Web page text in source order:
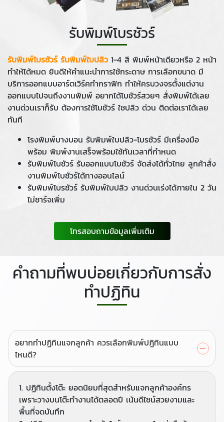
รับพิมพ์โบรชัวร์
รับพิมพ์โบรชัวร์ รับพิมพ์ใบปลิว 1-4 สี พิมพ์หน้าเดียวหรือ 2 หน้า
ทำให้ได้หมด ยินดีให้คำแนะนำการใช้กระดาษ การเลือกขนาด มี
บริการออกแบบอาร์ตเวิร์คทำกราฟิก ทำให้ครบวงจรตั้งแต่งาน
ออกแบบไปจนถึงงานพิมพ์ อยากได้โบชัวร์สวยๆ สั่งพิมพ์ได้เลย
งานด่วนเราก็รับ ต้องการใช้โบชัวร์ ใชปลิว ด่วน ติดต่อเราได้เลย
ทันที
โรงพิมพ์บางบอน รับพิมพ์ใบปลิว-โบรชัวร์ มีเครื่องมือ
พร้อม พิมพ์งานเสร็จพร้อมใช้ทันเวลาที่กำหนด
รับพิมพ์โบชัวร์ รับออกแบบโบชัวร์ จัดส่งได้ทั่วไทย ลูกค้าสั่ง
งานพิมพ์โบชัวร์ได้ทางออนไลน์
รับพิมพ์โบรชัวร์ รับพิมพ์ใบปลิว งานด่วนเร่งได้ภายใน 2 วัน
ไม่ชาร์จเพิ่ม
โทรสอบถามข้อมูลเพิ่มเติม
คำถามที่พบบ่อยเกี่ยวกับการสั่ง
ทำปฏิทิน
อยากทำปฏิทินแจกลูกค้า ควรเลือกพิมพ์ปฏิทินแบบ
ไหนดี?
1. ปฏิทินตั้งโต๊ะ ยอดนิยมที่สุดสำหรับแจกลูกค้าองค์กร
เพราะวางบนโต๊ะทำงานได้ตลอดปี เน้นดีไซน์สวยงามและ
พื้นที่จดบันทึก